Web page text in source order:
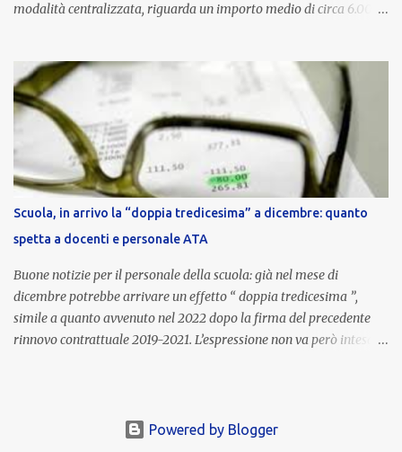
modalità centralizzata, riguarda un importo medio di circa 6.000
ordinaria di ottobre . Cos’è la retribuzione di risultato La
retribuzione di risultato rappresenta la parte variabile dello
stipendio dei dirigenti scolastici. Viene corrisposta per valorizzare
la qualità dell’attività svolta, la gestione delle risorse e il
raggiungimento degli obiettivi fissati dal Ministero dell’Istruzione
e del Merito (MIM) . Per l’anno scolastico 2023/2024, il MIM ha
completato la procedura di valutazione e trasmesso i dati a NoiPA,
che ha poi disposto la liquidazione automatica in busta paga . Gli
importi e le trattenute L’importo medio lordo riconosciuto è di 6....
Scuola, in arrivo la “doppia tredicesima” a dicembre: quanto
spetta a docenti e personale ATA
Buone notizie per il personale della scuola: già nel mese di
dicembre potrebbe arrivare un effetto “ doppia tredicesima ”,
simile a quanto avvenuto nel 2022 dopo la firma del precedente
rinnovo contrattuale 2019-2021. L’espressione non va però intesa in
un’integrazione straordinaria che, pur non raggiungendo l’importo
Powered by Blogger